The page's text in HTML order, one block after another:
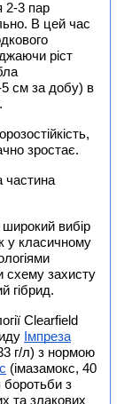
2-3 пар
В цей час
ріст
см за добу) в
зростає.
частина
вибір
у класичному
схему захисту
гібрид.
Clearfield
Імпреза
г/л) з нормою
(імазамокс, 40
боротьби з
та злакових